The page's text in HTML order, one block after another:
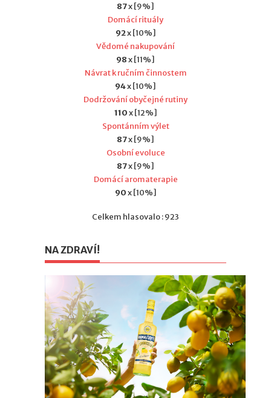
87x [9%]
Domácí rituály
92x [10%]
Vědomé nakupování
98x [11%]
Návrat k ručním činnostem
94x [10%]
Dodržování obyčejné rutiny
110x [12%]
Spontánním výlet
87x [9%]
Osobní evoluce
87x [9%]
Domácí aromaterapie
90x [10%]
Celkem hlasovalo : 923
NA ZDRAVÍ!